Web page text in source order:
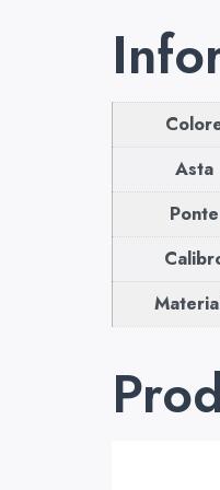
Asta
Ponte